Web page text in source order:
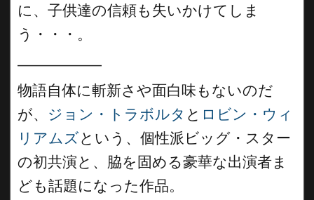
に、子供達の信頼も失いかけてしま
う・・・。
物語自体に斬新さや面白味もないのだ
が、 ジョン・トラボルタ と ロビン・ウィ
リアムズという、個性派ビッグ・スター
の初共演と、脇を固める豪華な出演者ま
ども話題になった作品。